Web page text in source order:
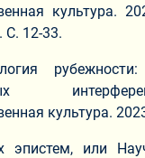
культура.
С. 12-33.
культура.
эпистем, или